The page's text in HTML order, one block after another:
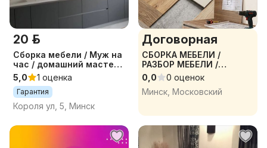
20 р.
Сборка мебели / Муж на
час / домашний мастер /
Сборщик мебели /
Сборка кухни
5,0 1 оценка
Гарантия
Короля ул, 5, Минск
Договорная
СБОРКА МЕБЕЛИ /
РАЗБОР МЕБЕЛИ /
РЕМОНТ МЕБЕЛИ
0,0
0 оценок
Минск, Московский